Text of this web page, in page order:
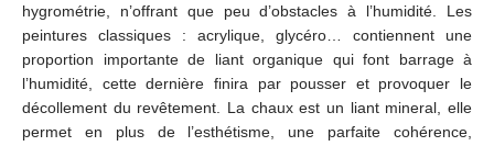
hygrométrie, n’offrant que peu d’obstacles à l’humidité. Les
peintures classiques : acrylique, glycéro… contiennent une
proportion importante de liant organique qui font barrage à
l’humidité, cette dernière finira par pousser et provoquer le
décollement du revêtement. La chaux est un liant mineral, elle
permet en plus de l’esthétisme, une parfaite cohérence,